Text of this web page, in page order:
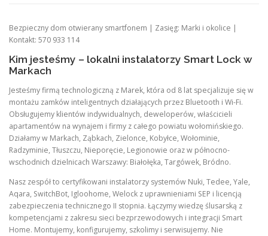
Bezpieczny dom otwierany smartfonem | Zasięg: Marki i okolice |
Kontakt: 570 933 114
Kim jesteśmy – lokalni instalatorzy Smart Lock w
Markach
Jesteśmy firmą technologiczną z Marek, która od 8 lat specjalizuje się w
montażu zamków inteligentnych działających przez Bluetooth i Wi-Fi.
Obsługujemy klientów indywidualnych, deweloperów, właścicieli
apartamentów na wynajem i firmy z całego powiatu wołomińskiego.
Działamy w Markach, Ząbkach, Zielonce, Kobyłce, Wołominie,
Radzyminie, Tłuszczu, Nieporęcie, Legionowie oraz w północno-
wschodnich dzielnicach Warszawy: Białołęka, Targówek, Bródno.
Nasz zespół to certyfikowani instalatorzy systemów Nuki, Tedee, Yale,
Aqara, SwitchBot, Igloohome, Welock z uprawnieniami SEP i licencją
zabezpieczenia technicznego II stopnia. Łączymy wiedzę ślusarską z
kompetencjami z zakresu sieci bezprzewodowych i integracji Smart
Home. Montujemy, konfigurujemy, szkolimy i serwisujemy. Nie